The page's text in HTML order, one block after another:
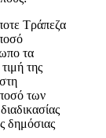
Τράπεζα
τα
της
των
δημόσιας